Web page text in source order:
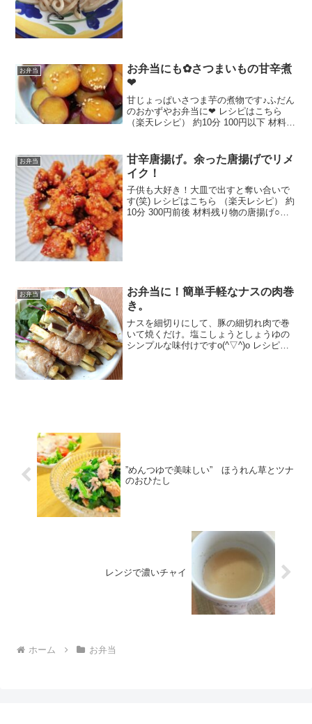
お弁当
お弁当にも✿さつまいもの甘辛煮
❤
甘じょっぱいさつま芋の煮物です♪ふだん
のおかずやお弁当に❤ レシピはこちら
（楽天レシピ） 約10分 100円以下 材料さ
お弁当
甘辛唐揚げ。余った唐揚げでリメ
イク！
子供も大好き！大皿で出すと奪い合いで
す(笑) レシピはこちら （楽天レシピ） 約
10分 300円前後 材料残り物の唐揚げ○醤
お弁当
お弁当に！簡単手軽なナスの肉巻
き。
ナスを細切りにして、豚の細切れ肉で巻
いて焼くだけ。塩こしょうとしょうゆの
シンプルな味付けですo(^▽^)o レシピは
”めんつゆで美味しい” ほうれん草とツナ
のおひたし
レンジで濃いチャイ
ホーム お弁当